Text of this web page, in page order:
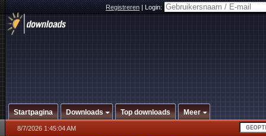
Registreren|Login:
Startpagina Downloads Top downloads Meer
8/7/2026 1:45:04 AM